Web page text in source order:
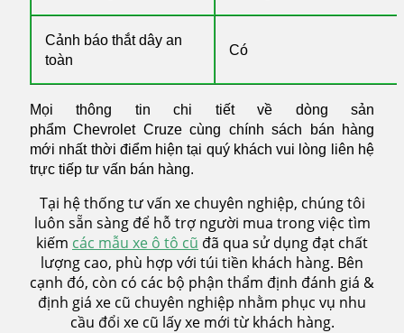
Cảnh báo thắt dây an
toàn
Có
Mọi thông tin chi tiết về dòng sản
phẩm Chevrolet Cruze cùng chính sách bán hàng
mới nhất thời điểm hiện tại quý khách vui lòng liên hệ
trực tiếp tư vấn bán hàng.
Tại hệ thống tư vấn xe chuyên nghiệp, chúng tôi
luôn sẵn sàng để hỗ trợ người mua trong việc tìm
kiếm các mẫu xe ô tô cũ đã qua sử dụng đạt chất
lượng cao, phù hợp với túi tiền khách hàng. Bên
cạnh đó, còn có các bộ phận thẩm định đánh giá &
định giá xe cũ chuyên nghiệp nhằm phục vụ nhu
cầu đổi xe cũ lấy xe mới từ khách hàng.